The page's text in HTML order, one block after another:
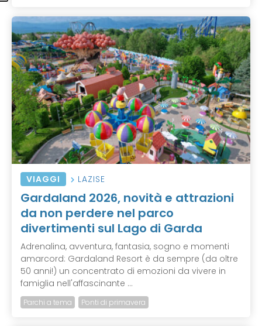
VIAGGI LAZISE
Gardaland 2026, novità e attrazioni
da non perdere nel parco
divertimenti sul Lago di Garda
Adrenalina, avventura, fantasia, sogno e momenti
amarcord: Gardaland Resort è da sempre (da oltre
50 anni!) un concentrato di emozioni da vivere in
famiglia nell'affascinante ...
Parchi a tema Ponti di primavera